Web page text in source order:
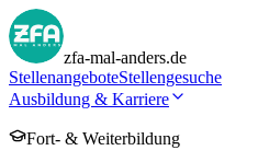
zfa-mal-anders.de
StellenangeboteStellengesuche
Ausbildung & Karriere
Fort- & Weiterbildung